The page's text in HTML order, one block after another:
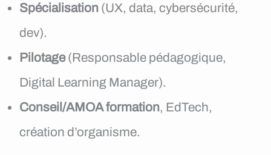
Spécialisation (UX, data, cybersécurité,
dev).
Pilotage(Responsable pédagogique,
Digital Learning Manager).
Conseil/AMOA formation, EdTech,
création d’organisme.